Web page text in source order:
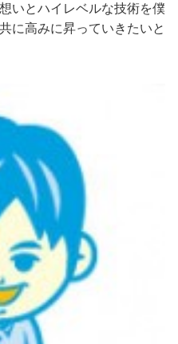
いとハイレベルな技術を僕
に高みに昇っていきたいと